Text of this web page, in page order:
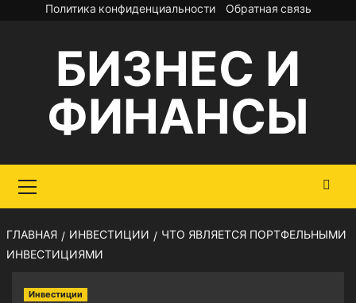
Перейти
содержимому
Политика конфиденциальности Обратная связь
БИЗНЕС И
ФИНАНСЫ
меню
ГЛАВНАЯ ИНВЕСТИЦИИ
ЧТО ЯВЛЯЕТСЯ ПОРТФЕЛЬНЫМИ
ИНВЕСТИЦИЯМИ
Инвестиции